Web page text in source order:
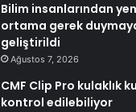
Bilim insanlarından
ortama gerek
geliştirildi
Ağustos 7, 2026
CMF Clip Pro kulaklık
kontrol edilebiliyor